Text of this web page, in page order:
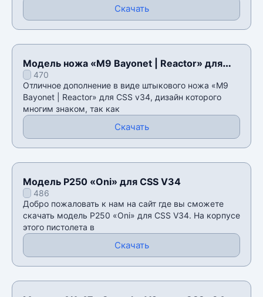
Скачать
Модель ножа «M9 Bayonet | Reactor» для
CSS v34
470
Отличное дополнение в виде штыкового ножа «M9
Bayonet | Reactor» для CSS v34, дизайн которого
многим знаком, так как
Скачать
Модель P250 «Oni» для CSS V34
486
Добро пожаловать к нам на сайт где вы сможете
скачать модель P250 «Oni» для CSS V34. На корпусе
этого пистолета в
Скачать